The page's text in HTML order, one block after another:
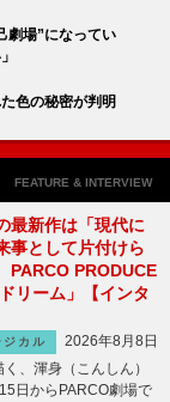
劇場”になってい
色の秘密が判明
FEATURE & INTERVIEW
最新作は「現代に
事として片付けら
PRODUCE
リーム」【インタ
ジカル
2026年8月8日
、渾身（こんしん）
日からPARCO劇場で